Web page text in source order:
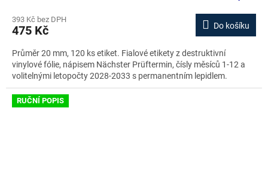
393 Kč bez DPH
475 Kč Do košíku
Průměr 20 mm, 120 ks etiket. Fialové etikety z destruktivní
vinylové fólie, nápisem Nächster Prüftermin, čísly měsíců 1-12 a
volitelnými letopočty 2028-2033 s permanentním lepidlem.
RUČNÍ POPIS